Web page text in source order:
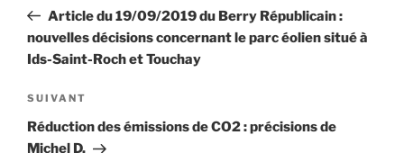
l’article
précédent
Article du 19/09/2019 du Berry Républicain :
nouvelles décisions concernant le parc éolien situé à
Ids-Saint-Roch et Touchay
Article
suivant
SUIVANT
Réduction des émissions de CO2 : précisions de
Michel D.